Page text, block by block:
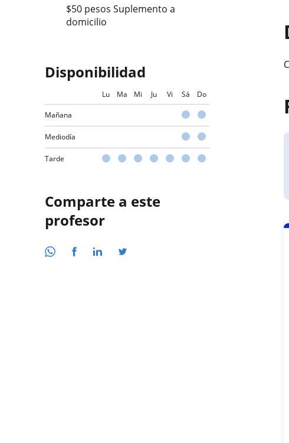
$50 pesos Suplemento a
domicilio
Disponibilidad
Lu Ma Mi Ju Vi Sá Do
Mañana
Mediodía
Tarde
Comparte a este
profesor